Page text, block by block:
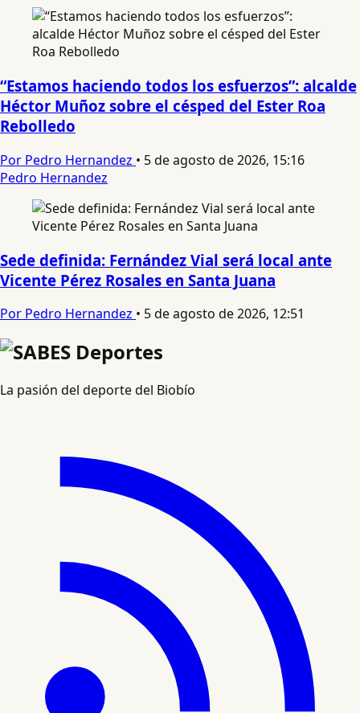
“Estamos haciendo todos los esfuerzos”: alcalde
Héctor Muñoz sobre el césped del Ester Roa
Rebolledo
Por Pedro Hernandez • 5 de agosto de 2026, 15:16
Pedro Hernandez
Sede definida: Fernández Vial será local ante
Vicente Pérez Rosales en Santa Juana
Por Pedro Hernandez • 5 de agosto de 2026, 12:51
La pasión del deporte del Biobío